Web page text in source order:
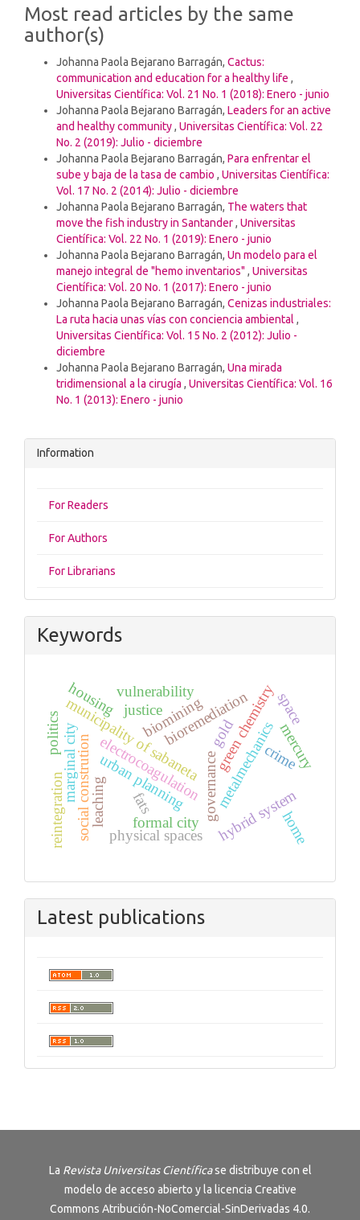
Most read articles by the same
author(s)
Johanna Paola Bejarano Barragán, Cactus:
communication and education for a healthy life ,
Universitas Científica: Vol. 21 No. 1 (2018): Enero - junio
Johanna Paola Bejarano Barragán, Leaders for an active
and healthy community, Universitas Científica: Vol. 22
No. 2 (2019): Julio - diciembre
Johanna Paola Bejarano Barragán, Para enfrentar el
sube y baja de la tasa de cambio , Universitas Científica:
Vol. 17 No. 2 (2014): Julio - diciembre
Johanna Paola Bejarano Barragán, The waters that
move the fish industry in Santander, Universitas
Científica: Vol. 22 No. 1 (2019): Enero - junio
Johanna Paola Bejarano Barragán, Un modelo para el
manejo integral de "hemo inventarios" , Universitas
Científica: Vol. 20 No. 1 (2017): Enero - junio
Johanna Paola Bejarano Barragán, Cenizas industriales:
La ruta hacia unas vías con conciencia ambiental ,
Universitas Científica: Vol. 15 No. 2 (2012): Julio -
diciembre
Johanna Paola Bejarano Barragán, Una mirada
tridimensional a la cirugía , Universitas Científica: Vol. 16
No. 1 (2013): Enero - junio
Information
For Readers
For Authors
For Librarians
Keywords
urban planning governance
municipality of sabaneta
hybrid system
bioremediation
electrocoagulation metalmechanics
fats
social constrution
marginal city
formal city
leaching
mercury
gold
biomininggreen chemistry
justice
politics
crime
reintegration
vulnerability
physical spaces
housing space
home
Latest publications
La Revista Universitas Científicase distribuye con el
modelo de acceso abierto y la licencia Creative
Commons Atribución-NoComercial-SinDerivadas 4.0.